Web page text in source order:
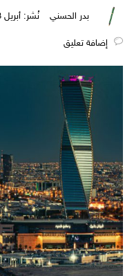
بدر الحسني نُشر: أبريل 23, 2024 | تم التحديث: أكتوبر 29, 2024